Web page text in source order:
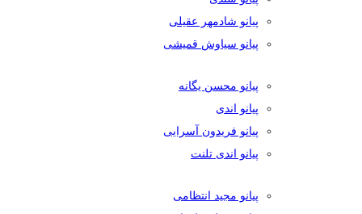
پیانو شادمهر عقیلی
پیانو سیاوش قمیشی
پیانو محسن یگانه
پیانو اندی
پیانو فریدون آسرایی
پیانو اندی تلنت
پیانو مجید انتظامی